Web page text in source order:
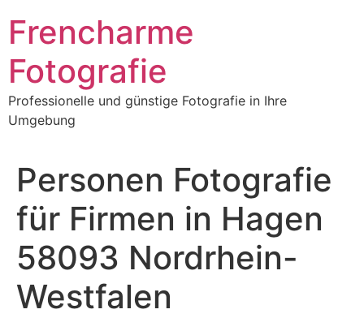
Frencharme
Fotografie
Professionelle und günstige Fotografie in Ihre
Umgebung
Personen Fotografie
für Firmen in Hagen
58093 Nordrhein-
Westfalen